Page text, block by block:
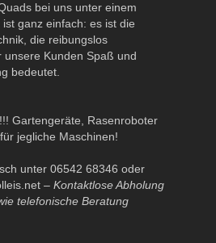
bei uns unter einem
ganz einfach: es ist die
die reibungslos
unsere Kunden Spaß und
bedeutet.
Gartengeräte, Rasenroboter
jegliche Maschinen!
unter 06542 68346 oder
– Kontaktlose Abholung
telefonische Beratung